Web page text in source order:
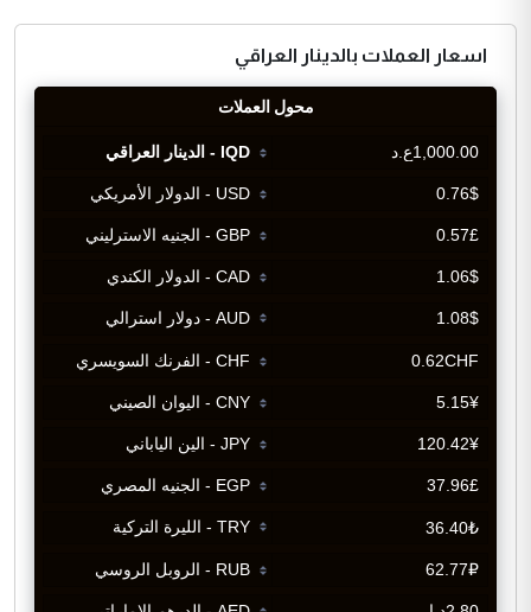
اسعار العملات بالدينار العراقي